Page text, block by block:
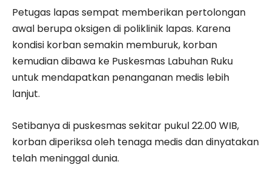
Petugas lapas sempat memberikan pertolongan
awal berupa oksigen di poliklinik lapas. Karena
kondisi korban semakin memburuk, korban
kemudian dibawa ke Puskesmas Labuhan Ruku
untuk mendapatkan penanganan medis lebih
lanjut.
Setibanya di puskesmas sekitar pukul 22.00 WIB,
korban diperiksa oleh tenaga medis dan dinyatakan
telah meninggal dunia.